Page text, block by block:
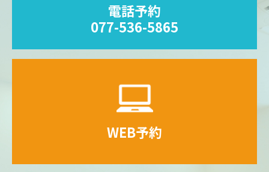
電話予約
077-536-5865
WEB予約